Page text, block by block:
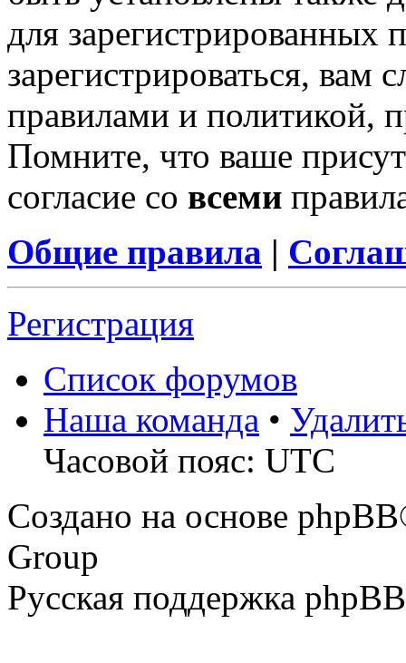
для зарегистрированных
зарегистрироваться, вам
правилами и политикой,
Помните, что ваше
согласие со всеми
Общие правила |
Регистрация
Список форумов
Наша команда •
Часовой пояс: UTC
Создано на основе
Group
Русская поддержка phpBB